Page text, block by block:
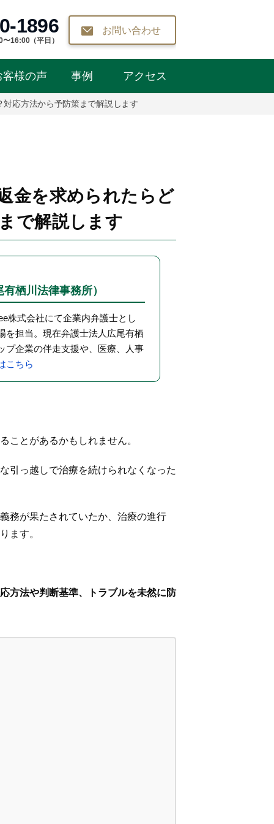
1896
16:00（平日）
お問い合わせ
客様の声 事例 アクセス
対応方法から予防策まで解説します
金を求められたらど
で解説します
栖川法律事務所）
株式会社にて企業内弁護士とし
を担当。現在弁護士法人広尾有栖
プ企業の伴走支援や、医療、人事
こちら
ことがあるかもしれません。
引っ越しで治療を続けられなくなった
務が果たされていたか、治療の進行
ます。
方法や判断基準、トラブルを未然に防